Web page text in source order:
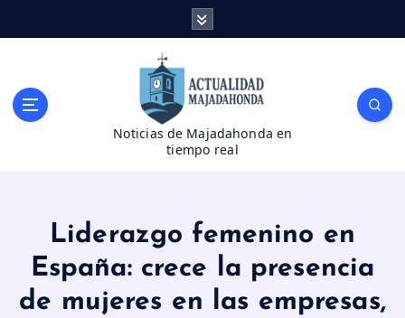
Noticias de Majadahonda en
tiempo real
Liderazgo femenino en
España: crece la presencia
de mujeres en las empresas,